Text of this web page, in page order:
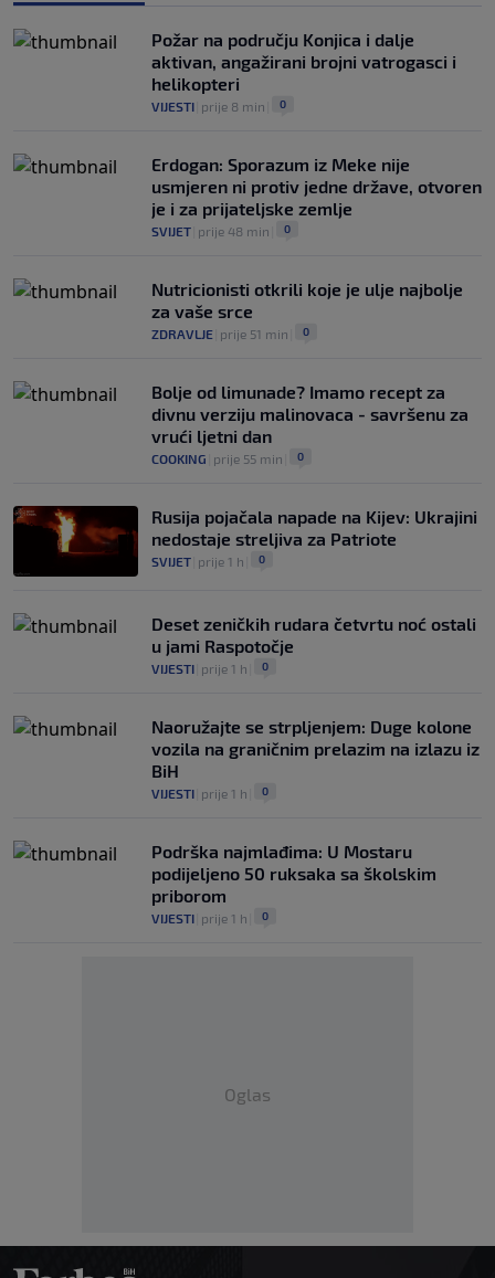
nisu pozvali na ostavku
7. aug. | 0
Požar na području Konjica i dalje
aktivan, angažirani brojni vatrogasci i
helikopteri
VIJESTI prije 8 min 0
Erdogan: Sporazum iz Meke nije
usmjeren ni protiv jedne države, otvoren
je i za prijateljske zemlje
SVIJET prije 48 min 0
Nutricionisti otkrili koje je ulje najbolje
za vaše srce
ZDRAVLJE prije 51 min 0
Bolje od limunade? Imamo recept za
divnu verziju malinovaca - savršenu za
vrući ljetni dan
COOKING prije 55 min 0
Rusija pojačala napade na Kijev: Ukrajini
nedostaje streljiva za Patriote
SVIJET prije 1 h 0
Deset zeničkih rudara četvrtu noć ostali
u jami Raspotočje
VIJESTI prije 1 h 0
Naoružajte se strpljenjem: Duge kolone
vozila na graničnim prelazim na izlazu iz
BiH
VIJESTI prije 1 h 0
Podrška najmlađima: U Mostaru
podijeljeno 50 ruksaka sa školskim
priborom
VIJESTI prije 1 h 0
Oglas